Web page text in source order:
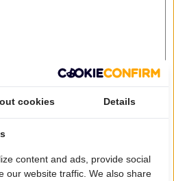
Verstuur
cookies Details
content and ads, provide social
our website traffic. We also share